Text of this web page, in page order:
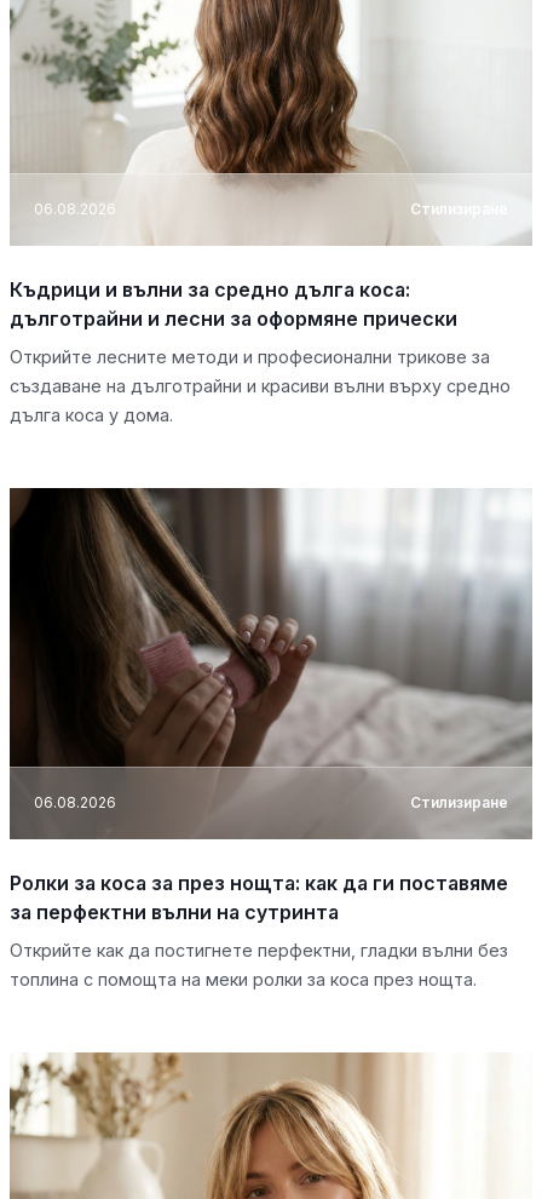
06.08.2026 Стилизиране
Къдрици и вълни за средно дълга коса:
дълготрайни и лесни за оформяне прически
Открийте лесните методи и професионални трикове за
създаване на дълготрайни и красиви вълни върху средно
дълга коса у дома.
06.08.2026 Стилизиране
Ролки за коса за през нощта: как да ги поставяме
за перфектни вълни на сутринта
Открийте как да постигнете перфектни, гладки вълни без
топлина с помощта на меки ролки за коса през нощта.